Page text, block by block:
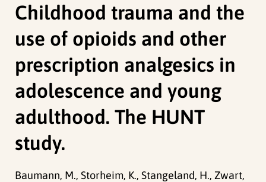
Childhood trauma and the
use of opioids and other
prescription analgesics in
adolescence and young
adulthood. The HUNT
study.
Baumann, M., Storheim, K., Stangeland, H., Zwart,